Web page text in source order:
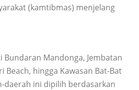
(kamtibmas) menjelang
Mandonga, Jembatan
Beach, hingga Kawasan Bat-Bat
daerah ini dipilih berdasarkan